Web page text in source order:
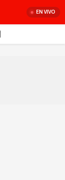
EN VIVO